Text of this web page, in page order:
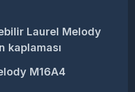
Laurel Melody
kaplaması
M16A4